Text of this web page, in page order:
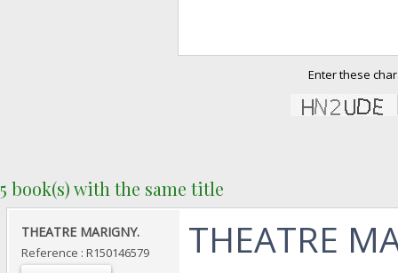
Enter these
5 book(s) with the same title
‎THEATRE MARIGNY.‎
Reference : R150146579
‎THEATRE